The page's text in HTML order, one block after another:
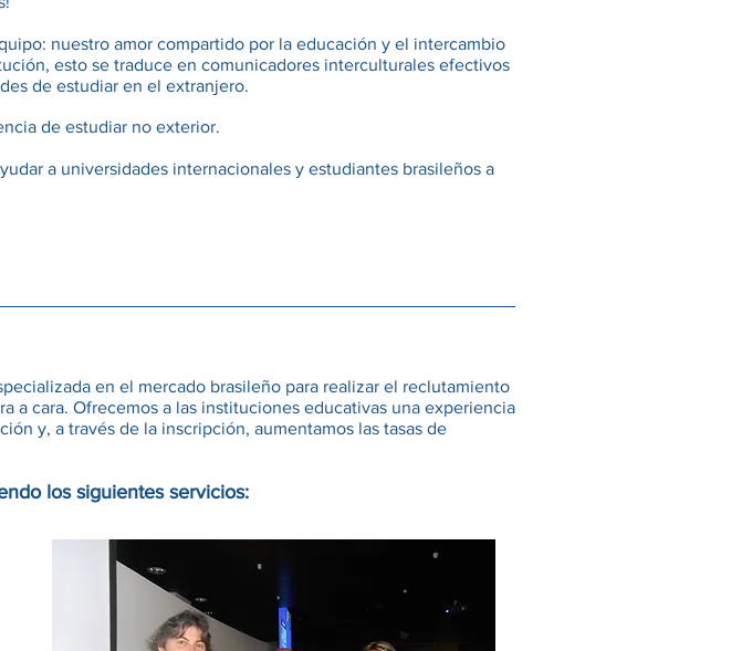
nuestro amor compartido por la educación y el intercambio
esto se traduce en comunicadores interculturales efectivos
de estudiar en el extranjero.
de estudiar no exterior.
a universidades internacionales y estudiantes brasileños a
en el mercado brasileño para realizar el reclutamiento
a cara. Ofrecemos a las instituciones educativas una experiencia
y, a través de la inscripción, aumentamos las tasas de
los siguientes servicios: